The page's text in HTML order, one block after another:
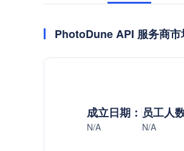
PhotoDune API 服务商市
成立日期：
N/A
员工人
N/A